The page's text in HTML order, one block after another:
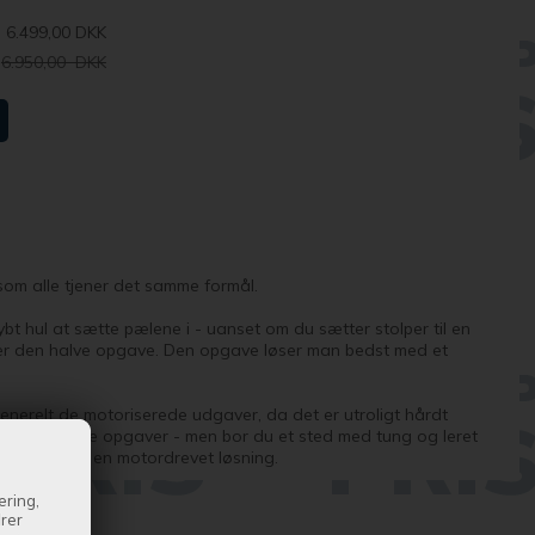
6.499,00 DKK
6.950,00 DKK
alle tjener det samme formål.
hul at sætte pælene i - uanset om du sætter stolper til en
halve opgave. Den opgave løser man bedst med et
de motoriserede udgaver, da det er utroligt hårdt
de mindre opgaver - men bor du et sted med tung og leret
at vælge en motordrevet løsning.